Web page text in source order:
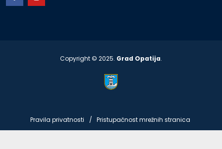
Copyright © 2025. Grad Opatija.
Pravila privatnosti Pristupačnost mrežnih stranica